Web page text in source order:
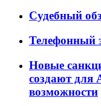
Судебный
Телефонный
Новые
создают для
возможности